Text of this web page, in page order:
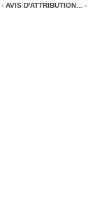
- AVIS D'ATTRIBUTION... -